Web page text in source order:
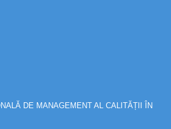
DE MANAGEMENT AL CALITĂȚII ÎN